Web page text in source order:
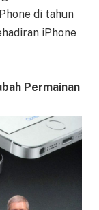
di tahun
iPhone
Permainan